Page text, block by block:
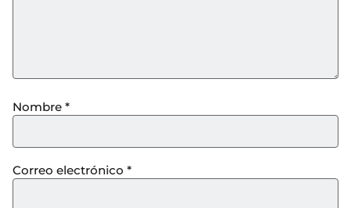
Nombre *
Correo electrónico *